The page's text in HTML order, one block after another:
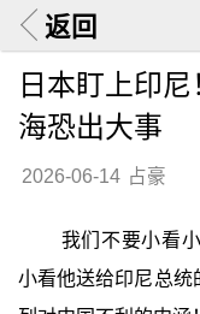
返回
日本盯上印
海恐出大事
2026-06-14 占豪
我们不要小看
小看他送给印尼总统